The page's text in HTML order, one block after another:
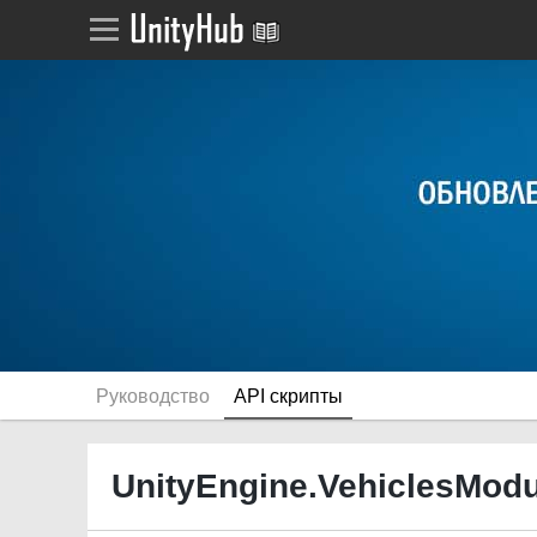
Руководство API скрипты